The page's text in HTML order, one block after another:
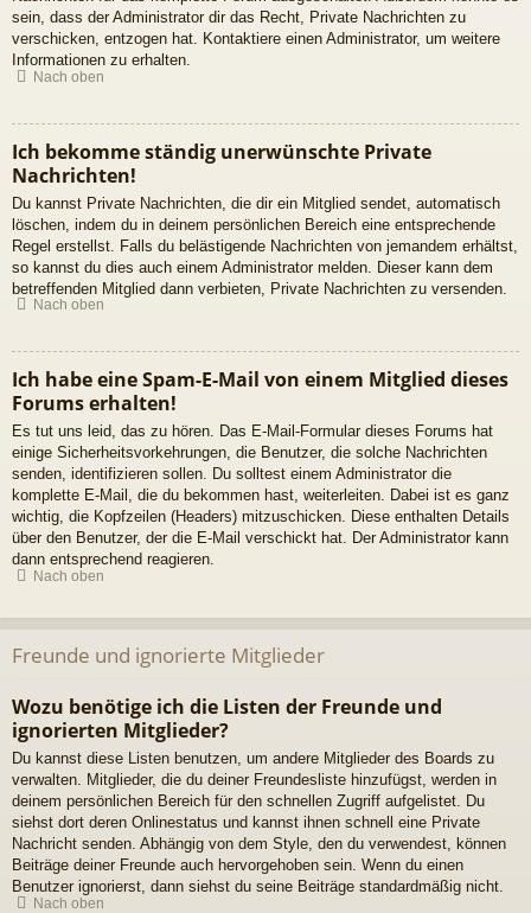
sein, dass der Administrator dir das Recht, Private Nachrichten zu
verschicken, entzogen hat. Kontaktiere einen Administrator, um weitere
Informationen zu erhalten.
Nach oben
Ich bekomme ständig unerwünschte Private
Nachrichten!
Du kannst Private Nachrichten, die dir ein Mitglied sendet, automatisch
löschen, indem du in deinem persönlichen Bereich eine entsprechende
Regel erstellst. Falls du belästigende Nachrichten von jemandem erhältst,
so kannst du dies auch einem Administrator melden. Dieser kann dem
betreffenden Mitglied dann verbieten, Private Nachrichten zu versenden.
Nach oben
Ich habe eine Spam-E-Mail von einem Mitglied dieses
Forums erhalten!
Es tut uns leid, das zu hören. Das E-Mail-Formular dieses Forums hat
einige Sicherheitsvorkehrungen, die Benutzer, die solche Nachrichten
senden, identifizieren sollen. Du solltest einem Administrator die
komplette E-Mail, die du bekommen hast, weiterleiten. Dabei ist es ganz
wichtig, die Kopfzeilen (Headers) mitzuschicken. Diese enthalten Details
über den Benutzer, der die E-Mail verschickt hat. Der Administrator kann
dann entsprechend reagieren.
Nach oben
Freunde und ignorierte Mitglieder
Wozu benötige ich die Listen der Freunde und
ignorierten Mitglieder?
Du kannst diese Listen benutzen, um andere Mitglieder des Boards zu
verwalten. Mitglieder, die du deiner Freundesliste hinzufügst, werden in
deinem persönlichen Bereich für den schnellen Zugriff aufgelistet. Du
siehst dort deren Onlinestatus und kannst ihnen schnell eine Private
Nachricht senden. Abhängig von dem Style, den du verwendest, können
Beiträge deiner Freunde auch hervorgehoben sein. Wenn du einen
Benutzer ignorierst, dann siehst du seine Beiträge standardmäßig nicht.
Nach oben